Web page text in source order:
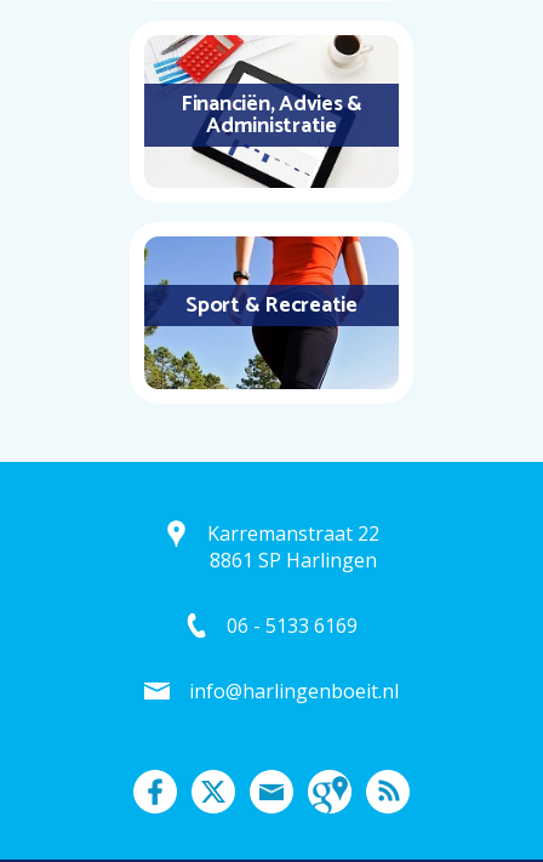
Financiën, Advies &
Administratie
Sport & Recreatie
Karremanstraat 22
8861 SP Harlingen
06 - 5133 6169
info@harlingenboeit.nl